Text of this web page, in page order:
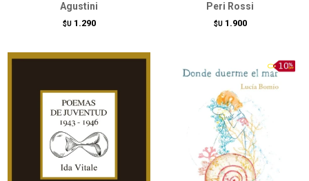
Agustini
$U 1.290
Peri Rossi
$U 1.900